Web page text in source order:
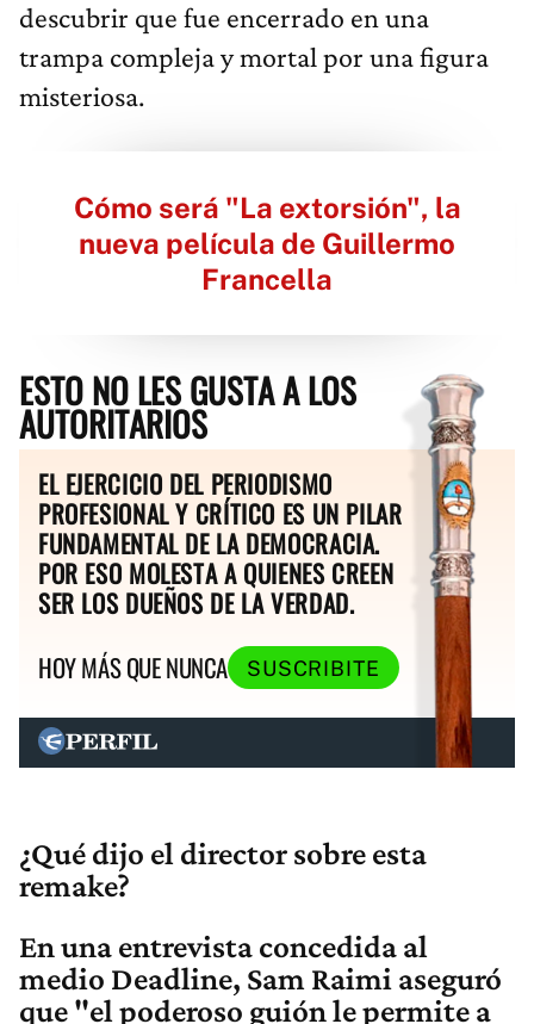
descubrir que fue encerrado en una
trampa compleja y mortal por una figura
misteriosa.
Cómo será "La extorsión", la
nueva película de Guillermo
Francella
ESTO NO LES GUSTA A LOS
AUTORITARIOS
EL EJERCICIO DEL PERIODISMO
PROFESIONAL Y CRÍTICO ES UN PILAR
FUNDAMENTAL DE LA DEMOCRACIA.
POR ESO MOLESTA A QUIENES CREEN
SER LOS DUEÑOS DE LA VERDAD.
HOY MÁS QUE NUNCA
SUSCRIBITE
¿Qué dijo el director sobre esta
remake?
En una entrevista concedida al
medio Deadline, Sam Raimi aseguró
que "el poderoso guión le permite a